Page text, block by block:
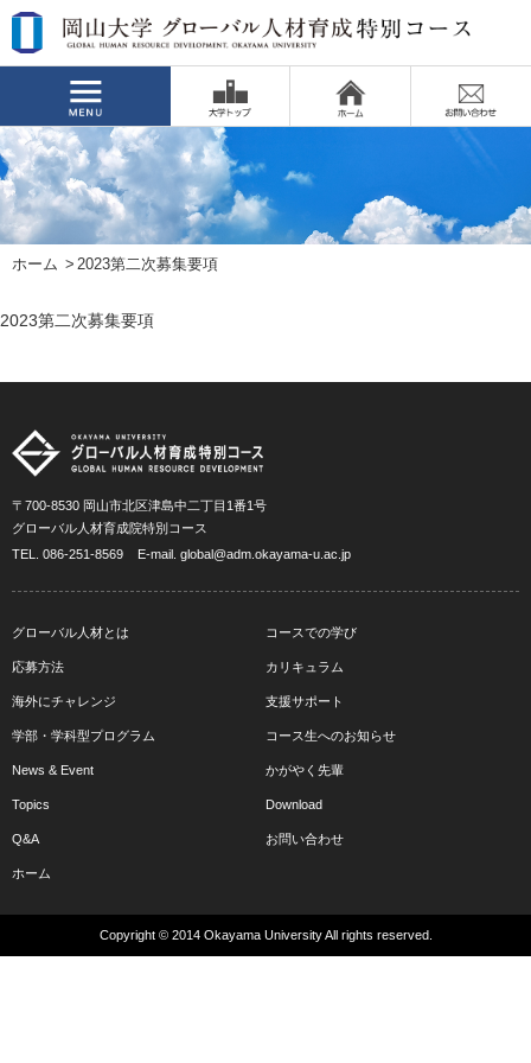
ホーム 2023第二次募集要項
2023第二次募集要項
〒700-8530 岡山市北区津島中二丁目1番1号
グローバル人材育成院特別コース
TEL. 086-251-8569 E-mail. global@adm.okayama-u.ac.jp
グローバル人材とは コースでの学び
応募方法 カリキュラム
海外にチャレンジ 支援サポート
学部・学科型プログラム コース生へのお知らせ
News & Event かがやく先輩
Topics Download
Q&A お問い合わせ
ホーム
Copyright © 2014 Okayama University All rights reserved.